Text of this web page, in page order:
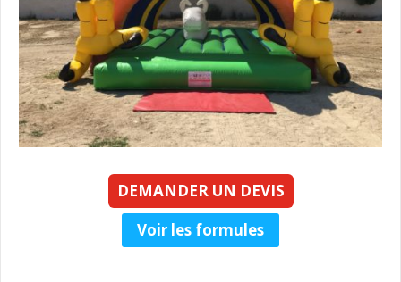
DEMANDER UN DEVIS
Voir les formules